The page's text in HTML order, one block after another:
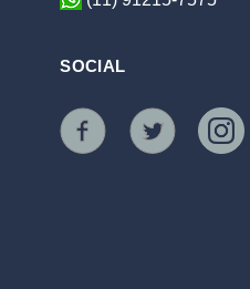
SOCIAL